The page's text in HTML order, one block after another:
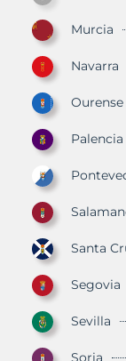
Murcia
Navarra
Ourense
Palencia
Santa
Segovia
Sevilla
Soria